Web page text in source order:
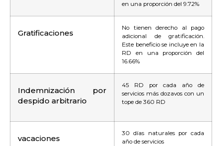
en una proporción del 9.72%
Gratificaciones
No tienen derecho al pago
adicional de gratificación.
Este beneficio se incluye en la
RD en una proporción del
16.66%
Indemnización por
despido arbitrario
45 RD por cada año de
servicios más dozavos con un
tope de 360 RD
vacaciones
30 días naturales por cada
año de servicios